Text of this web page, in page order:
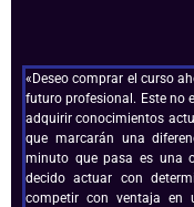
«Deseo comprar el curso
futuro profesional. Este no
adquirir conocimientos
que marcarán una
minuto que pasa es una
decido actuar con
competir con ventaja en